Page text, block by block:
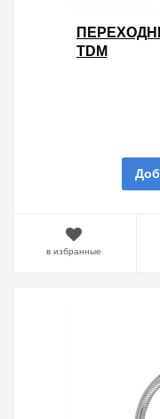
TDM
в избранные